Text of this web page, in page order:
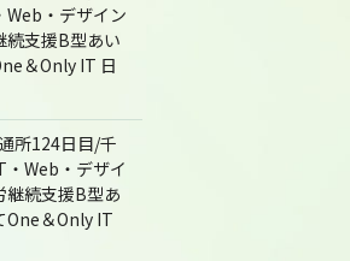
Web・デザイン
続支援B型あい
＆Only IT 日
所124日目/千
・Web・デザイ
継続支援B型あ
One＆Only IT